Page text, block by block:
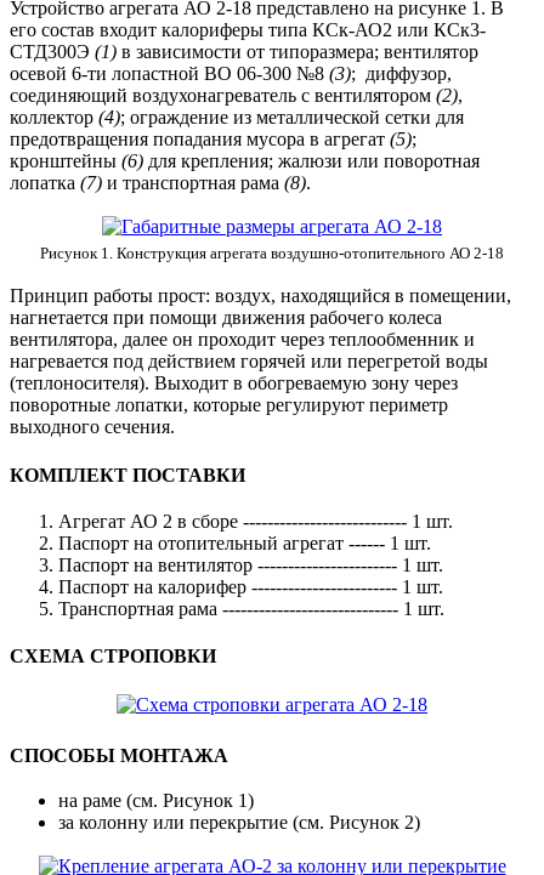
Устройство агрегата АО 2-18 представлено на рисунке 1. В
его состав входит калориферы типа КСк-АО2 или КСк3-
СТД300Э (1) в зависимости от типоразмера; вентилятор
осевой 6-ти лопастной ВО 06-300 №8 (3); диффузор,
соединяющий воздухонагреватель с вентилятором (2),
коллектор (4); ограждение из металлической сетки для
предотвращения попадания мусора в агрегат (5);
кронштейны (6) для крепления; жалюзи или поворотная
лопатка (7) и транспортная рама (8).
Рисунок 1. Конструкция агрегата воздушно-отопительного АО 2-18
Принцип работы прост: воздух, находящийся в помещении,
нагнетается при помощи движения рабочего колеса
вентилятора, далее он проходит через теплообменник и
нагревается под действием горячей или перегретой воды
(теплоносителя). Выходит в обогреваемую зону через
поворотные лопатки, которые регулируют периметр
выходного сечения.
КОМПЛЕКТ ПОСТАВКИ
Агрегат АО 2 в сборе --------------------------- 1 шт.
Паспорт на отопительный агрегат ------ 1 шт.
Паспорт на вентилятор ----------------------- 1 шт.
Паспорт на калорифер ------------------------ 1 шт.
Транспортная рама ----------------------------- 1 шт.
СХЕМА СТРОПОВКИ
СПОСОБЫ МОНТАЖА
на раме (см. Рисунок 1)
за колонну или перекрытие (см. Рисунок 2)